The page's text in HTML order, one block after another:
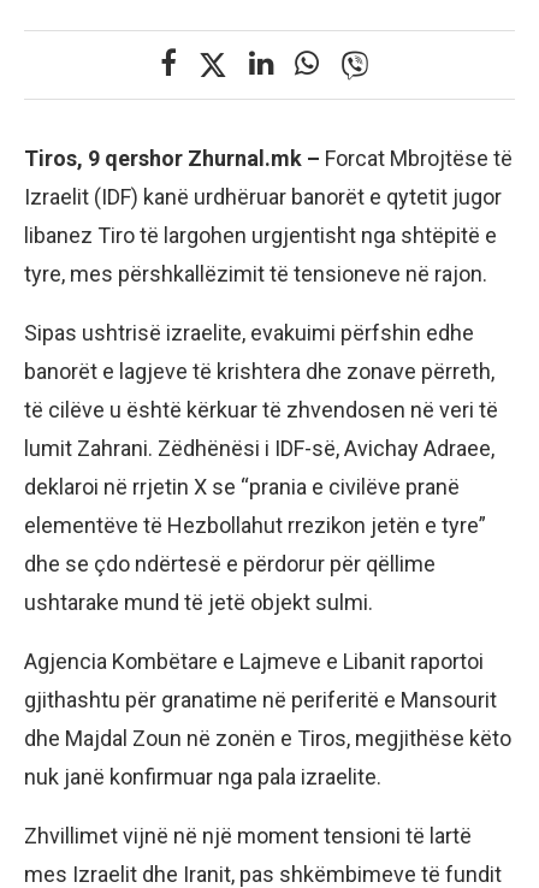
Tiros, 9 qershor Zhurnal.mk – Forcat Mbrojtëse të
Izraelit (IDF) kanë urdhëruar banorët e qytetit jugor
libanez Tiro të largohen urgjentisht nga shtëpitë e
tyre, mes përshkallëzimit të tensioneve në rajon.
Sipas ushtrisë izraelite, evakuimi përfshin edhe
banorët e lagjeve të krishtera dhe zonave përreth,
të cilëve u është kërkuar të zhvendosen në veri të
lumit Zahrani. Zëdhënësi i IDF-së, Avichay Adraee,
deklaroi në rrjetin X se “prania e civilëve pranë
elementëve të Hezbollahut rrezikon jetën e tyre”
dhe se çdo ndërtesë e përdorur për qëllime
ushtarake mund të jetë objekt sulmi.
Agjencia Kombëtare e Lajmeve e Libanit raportoi
gjithashtu për granatime në periferitë e Mansourit
dhe Majdal Zoun në zonën e Tiros, megjithëse këto
nuk janë konfirmuar nga pala izraelite.
Zhvillimet vijnë në një moment tensioni të lartë
mes Izraelit dhe Iranit, pas shkëmbimeve të fundit